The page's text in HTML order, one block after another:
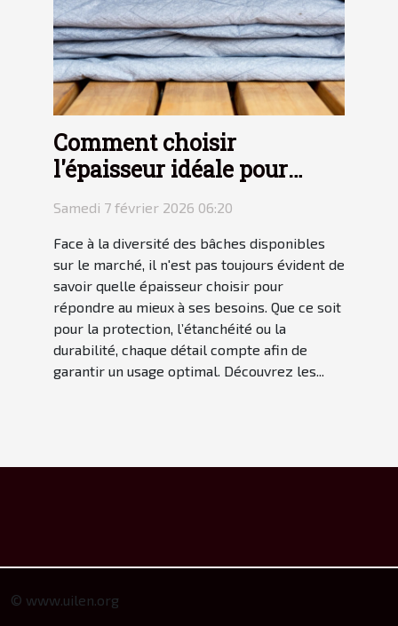
Comment choisir
l'épaisseur idéale pour
votre bâche ?
Samedi 7 février 2026 06:20
Face à la diversité des bâches disponibles
sur le marché, il n'est pas toujours évident de
savoir quelle épaisseur choisir pour
répondre au mieux à ses besoins. Que ce soit
pour la protection, l’étanchéité ou la
durabilité, chaque détail compte afin de
garantir un usage optimal. Découvrez les...
© www.uilen.org